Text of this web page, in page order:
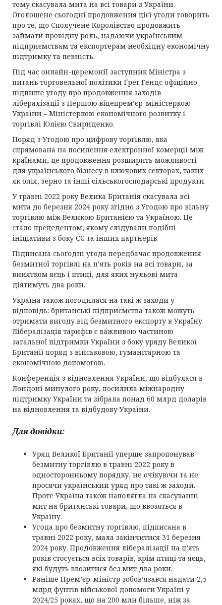
тому скасувала мита на всі товари з України.
Оголошене сьогодні продовження цієї угоди говорить
про те, що Сполучене Королівство продовжить
займати провідну роль, надаючи українським
підприємствам та експортерам необхідну економічну
підтримку та певність.
Під час онлайн-церемонії заступник Міністра з
питань торговельної політики Ґреґ Гендс офіційно
підпише угоду про продовження заходів
лібералізації з Першою віцепрем’єр-міністеркою
України – Міністеркою економічного розвитку і
торгівлі Юлією Свириденко.
Поряд з Угодою про цифрову торгівлю, яка
спрямована на посилення електронної комерції між
країнами, це продовження розширить можливості
для українського бізнесу в ключових секторах, таких
як олія, зерно та інші сільськогосподарські продукти.
У травні 2022 року Велика Британія скасувала всі
мита до березня 2024 року згідно з Угодою про вільну
торгівлю між Великою Британією та Україною. Це
стало прецедентом, якому слідували подібні
ініціативи з боку ЄС та інших партнерів.
Підписана сьогодні угода передбачає продовження
безмитної торгівлі на п’ять років на всі товари, за
винятком яєць і птиці, для яких нульові мита
діятимуть два роки.
Україна також погодилася на такі ж заходи у
відповідь: британські підприємства також можуть
отримати вигоду від безмитного експорту в Україну.
Лібералізація тарифів є важливою частиною
загальної підтримки України з боку уряду Великої
Британії поряд з військовою, гуманітарною та
економічною допомогою.
Конференція з відновлення України, що відбулася в
Лондоні минулого року, посилила міжнародну
підтримку України та зібрала понад 60 млрд доларів
на відновлення та відбудову України.
Для довідки:
Уряд Великої Британії уперше запропонував
безмитну торгівлю в травні 2022 року в
односторонньому порядку, не очікуючи та не
просячи український уряд про такі ж заходи.
Проте Україна також наполягла на скасуванні
мит на британські товари, що ввозяться в
Україну.
Угода про безмитну торгівлю, підписана в
травні 2022 року, мала закінчитися 31 березня
2024 року. Продовження лібералізації на п’ять
років стосується всіх товарів, крім птиці та яєць,
які будуть ввозитися без мит два роки.
Раніше Прем’єр-міністр зобов’язався надати 2,5
млрд фунтів військової допомоги Україні у
2024/25 роках, що на 200 млн більше, ніж за